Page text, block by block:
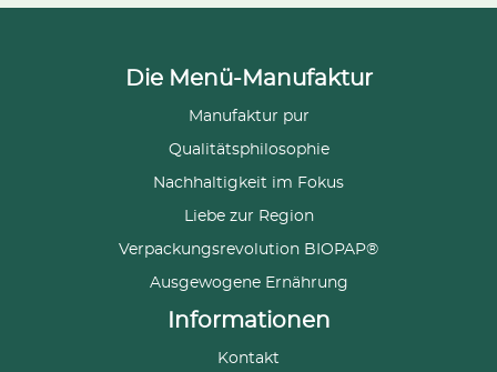
Die Menü-Manufaktur
Manufaktur pur
Qualitätsphilosophie
Nachhaltigkeit im Fokus
Liebe zur Region
Verpackungsrevolution BIOPAP®
Ausgewogene Ernährung
Informationen
Kontakt